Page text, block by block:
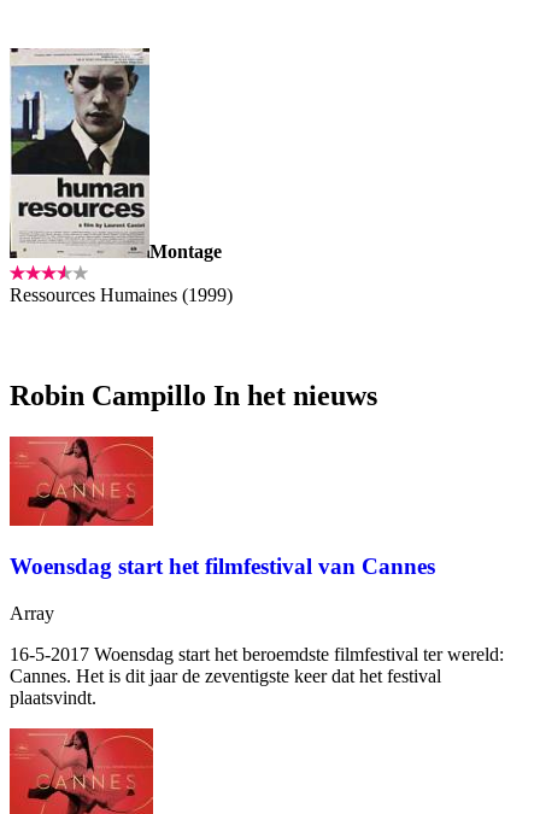
Montage
Ressources Humaines (1999)
Robin Campillo In het nieuws
Woensdag start het filmfestival van Cannes
Array
16-5-2017 Woensdag start het beroemdste filmfestival ter wereld:
Cannes. Het is dit jaar de zeventigste keer dat het festival
plaatsvindt.